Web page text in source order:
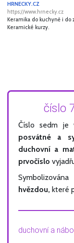
HRNECKY.CZ
https://www.hrnecky.cz
Keramika do kuchyně i do
Keramické kurzy.
číslo
Číslo sedm je
posvátné a
duchovní a
prvočíslo
hvězdou, které
duchovní a